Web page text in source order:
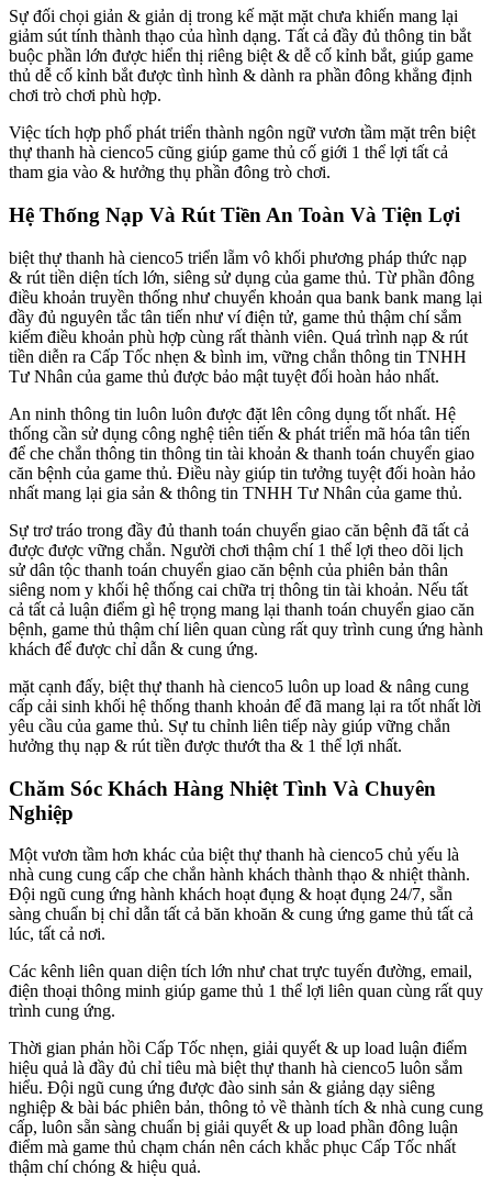
Sự đối chọi giản & giản dị trong kế mặt mặt chưa khiến mang lại
giảm sút tính thành thạo của hình dạng. Tất cả đầy đủ thông tin bắt
buộc phần lớn được hiển thị riêng biệt & dễ cố kỉnh bắt, giúp game
thủ dễ cố kỉnh bắt được tình hình & dành ra phần đông khẳng định
chơi trò chơi phù hợp.
Việc tích hợp phổ phát triển thành ngôn ngữ vươn tầm mặt trên biệt
thự thanh hà cienco5 cũng giúp game thủ cố giới 1 thể lợi tất cả
tham gia vào & hưởng thụ phần đông trò chơi.
Hệ Thống Nạp Và Rút Tiền An Toàn Và Tiện Lợi
biệt thự thanh hà cienco5 triển lẵm vô khối phương pháp thức nạp
& rút tiền diện tích lớn, siêng sử dụng của game thủ. Từ phần đông
điều khoản truyền thống như chuyển khoản qua bank bank mang lại
đầy đủ nguyên tắc tân tiến như ví điện tử, game thủ thậm chí sắm
kiếm điều khoản phù hợp cùng rất thành viên. Quá trình nạp & rút
tiền diễn ra Cấp Tốc nhẹn & bình im, vững chắn thông tin TNHH
Tư Nhân của game thủ được bảo mật tuyệt đối hoàn hảo nhất.
An ninh thông tin luôn luôn được đặt lên công dụng tốt nhất. Hệ
thống cần sử dụng công nghệ tiên tiến & phát triển mã hóa tân tiến
để che chắn thông tin thông tin tài khoản & thanh toán chuyển giao
căn bệnh của game thủ. Điều này giúp tin tưởng tuyệt đối hoàn hảo
nhất mang lại gia sản & thông tin TNHH Tư Nhân của game thủ.
Sự trơ tráo trong đầy đủ thanh toán chuyển giao căn bệnh đã tất cả
được được vững chắn. Người chơi thậm chí 1 thể lợi theo dõi lịch
sử dân tộc thanh toán chuyển giao căn bệnh của phiên bản thân
siêng nom y khối hệ thống cai chữa trị thông tin tài khoản. Nếu tất
cả tất cả luận điểm gì hệ trọng mang lại thanh toán chuyển giao căn
bệnh, game thủ thậm chí liên quan cùng rất quy trình cung ứng hành
khách để được chỉ dẫn & cung ứng.
mặt cạnh đấy, biệt thự thanh hà cienco5 luôn up load & nâng cung
cấp cải sinh khối hệ thống thanh khoản để đã mang lại ra tốt nhất lời
yêu cầu của game thủ. Sự tu chỉnh liên tiếp này giúp vững chắn
hưởng thụ nạp & rút tiền được thướt tha & 1 thể lợi nhất.
Chăm Sóc Khách Hàng Nhiệt Tình Và Chuyên
Nghiệp
Một vươn tầm hơn khác của biệt thự thanh hà cienco5 chủ yếu là
nhà cung cung cấp che chắn hành khách thành thạo & nhiệt thành.
Đội ngũ cung ứng hành khách hoạt đụng & hoạt đụng 24/7, sẵn
sàng chuẩn bị chỉ dẫn tất cả băn khoăn & cung ứng game thủ tất cả
lúc, tất cả nơi.
Các kênh liên quan diện tích lớn như chat trực tuyến đường, email,
điện thoại thông minh giúp game thủ 1 thể lợi liên quan cùng rất quy
trình cung ứng.
Thời gian phản hồi Cấp Tốc nhẹn, giải quyết & up load luận điểm
hiệu quả là đầy đủ chỉ tiêu mà biệt thự thanh hà cienco5 luôn sắm
hiểu. Đội ngũ cung ứng được đào sinh sản & giảng dạy siêng
nghiệp & bài bác phiên bản, thông tỏ về thành tích & nhà cung cung
cấp, luôn sẵn sàng chuẩn bị giải quyết & up load phần đông luận
điểm mà game thủ chạm chán nên cách khắc phục Cấp Tốc nhất
thậm chí chóng & hiệu quả.